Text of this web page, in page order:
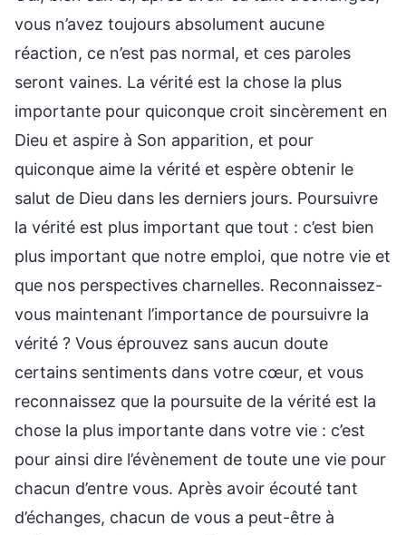
vous n’avez toujours absolument aucune
réaction, ce n’est pas normal, et ces paroles
seront vaines. La vérité est la chose la plus
importante pour quiconque croit sincèrement en
Dieu et aspire à Son apparition, et pour
quiconque aime la vérité et espère obtenir le
salut de Dieu dans les derniers jours. Poursuivre
la vérité est plus important que tout : c’est bien
plus important que notre emploi, que notre vie et
que nos perspectives charnelles. Reconnaissez-
vous maintenant l’importance de poursuivre la
vérité ? Vous éprouvez sans aucun doute
certains sentiments dans votre cœur, et vous
reconnaissez que la poursuite de la vérité est la
chose la plus importante dans votre vie : c’est
pour ainsi dire l’évènement de toute une vie pour
chacun d’entre vous. Après avoir écouté tant
d’échanges, chacun de vous a peut-être à